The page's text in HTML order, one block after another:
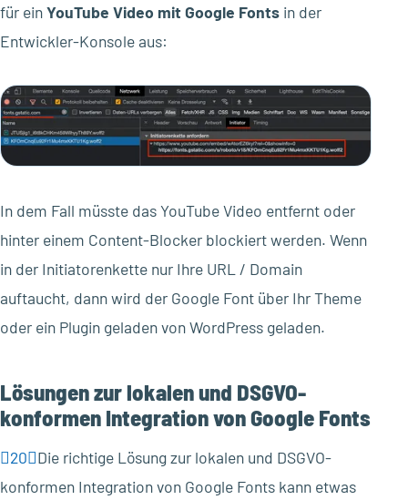
für einYouTube Video mit Google Fonts in der
Entwickler-Konsole aus:
In dem Fall müsste das YouTube Video entfernt oder
hinter einem Content-Blocker blockiert werden. Wenn
in der Initiatorenkette nur Ihre URL / Domain
auftaucht, dann wird der Google Font über Ihr Theme
oder ein Plugin geladen von WordPress geladen.
Lösungen zur lokalen und DSGVO-
konformen Integration von Google Fonts
20Die richtige Lösung zur lokalen und DSGVO-
konformen Integration von Google Fonts kann etwas